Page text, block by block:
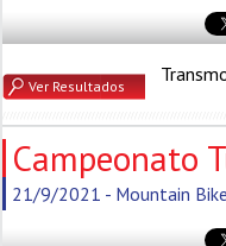
Ver Resultados
Campeonato
21/9/2021 - Mountain